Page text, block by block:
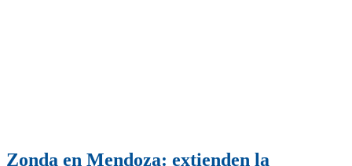
Zonda en Mendoza: extienden la